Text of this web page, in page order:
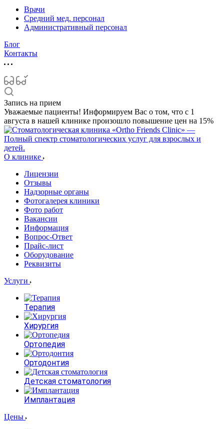
Врачи
Средний мед. персонал
Административный персонал
Блог
Контакты
Запись на прием
Уважаемые пациенты! Информируем Вас о том, что с 1
августа в нашей клинике произошло повышение цен на 15%
О клинике
Лицензии
Отзывы
Надзорные органы
Фотогалерея клиники
Фото работ
Вакансии
Информация
Вопрос-Ответ
Прайс-лист
Оборудование
Реквизиты
Услуги
Терапия
Хирургия
Ортопедия
Ортодонтия
Детская стоматология
Имплантация
Цены